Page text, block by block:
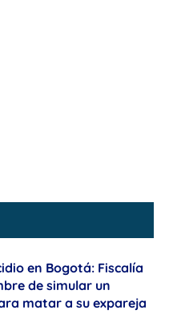
en Bogotá: Fiscalía
de simular un
matar a su expareja